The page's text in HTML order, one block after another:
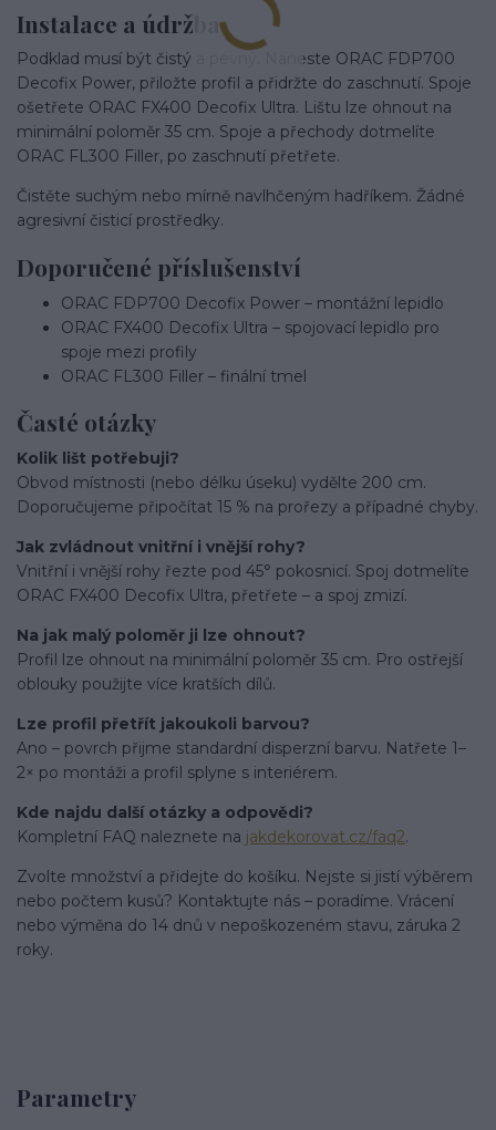
Instalace a údržba
Podklad musí být čistý a pevný. Naneste ORAC FDP700
Decofix Power, přiložte profil a přidržte do zaschnutí. Spoje
ošetřete ORAC FX400 Decofix Ultra. Lištu lze ohnout na
minimální poloměr 35 cm. Spoje a přechody dotmelíte
ORAC FL300 Filler, po zaschnutí přetřete.
Čistěte suchým nebo mírně navlhčeným hadříkem. Žádné
agresivní čisticí prostředky.
Doporučené příslušenství
ORAC FDP700 Decofix Power – montážní lepidlo
ORAC FX400 Decofix Ultra – spojovací lepidlo pro
spoje mezi profily
ORAC FL300 Filler – finální tmel
Časté otázky
Kolik lišt potřebuji?
Obvod místnosti (nebo délku úseku) vydělte 200 cm.
Doporučujeme připočítat 15 % na prořezy a případné chyby.
Jak zvládnout vnitřní i vnější rohy?
Vnitřní i vnější rohy řezte pod 45° pokosnicí. Spoj dotmelíte
ORAC FX400 Decofix Ultra, přetřete – a spoj zmizí.
Na jak malý poloměr ji lze ohnout?
Profil lze ohnout na minimální poloměr 35 cm. Pro ostřejší
oblouky použijte více kratších dílů.
Lze profil přetřít jakoukoli barvou?
Ano – povrch přijme standardní disperzní barvu. Natřete 1–
2× po montáži a profil splyne s interiérem.
Kde najdu další otázky a odpovědi?
Kompletní FAQ naleznete na jakdekorovat.cz/faq2.
Zvolte množství a přidejte do košíku. Nejste si jistí výběrem
nebo počtem kusů? Kontaktujte nás – poradíme. Vrácení
nebo výměna do 14 dnů v nepoškozeném stavu, záruka 2
roky.
Parametry